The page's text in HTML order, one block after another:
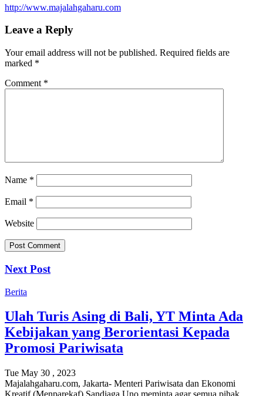
http://www.majalahgaharu.com
Leave a Reply
Your email address will not be published. Required fields are
marked *
Comment *
Name *
Email *
Website
Next Post
Berita
Ulah Turis Asing di Bali, YT Minta Ada
Kebijakan yang Berorientasi Kepada
Promosi Pariwisata
Tue May 30 , 2023
Majalahgaharu.com, Jakarta- Menteri Pariwisata dan Ekonomi